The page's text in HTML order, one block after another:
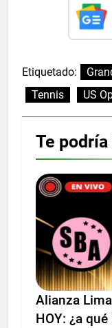
Etiquetado:
Tennis
US
Te
Alianza
HOY: ¿a